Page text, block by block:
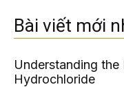
Bài viết mới
Understanding
Hydrochloride